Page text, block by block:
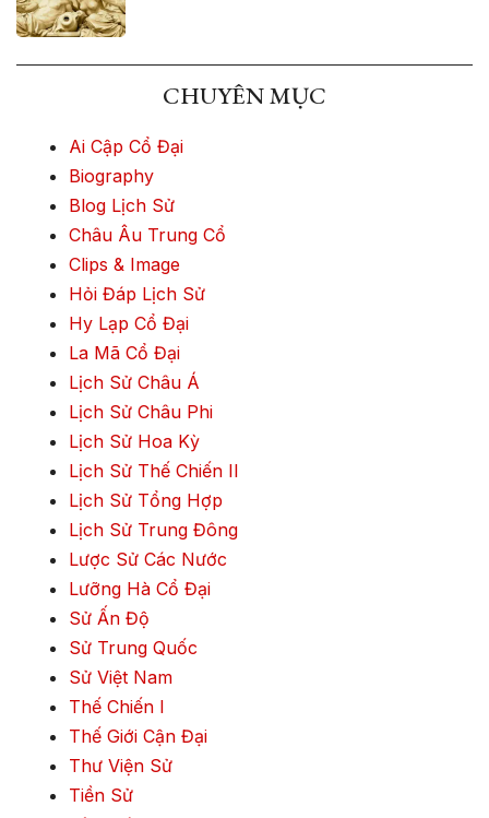
CHUYÊN MỤC
Ai Cập Cổ Đại
Biography
Blog Lịch Sử
Châu Âu Trung Cổ
Clips & Image
Hỏi Đáp Lịch Sử
Hy Lạp Cổ Đại
La Mã Cổ Đại
Lịch Sử Châu Á
Lịch Sử Châu Phi
Lịch Sử Hoa Kỳ
Lịch Sử Thế Chiến II
Lịch Sử Tổng Hợp
Lịch Sử Trung Đông
Lược Sử Các Nước
Lưỡng Hà Cổ Đại
Sử Ấn Độ
Sử Trung Quốc
Sử Việt Nam
Thế Chiến I
Thế Giới Cận Đại
Thư Viện Sử
Tiền Sử